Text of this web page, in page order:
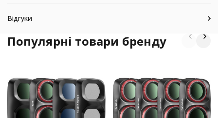
Відгуки
Популярні товари бренду